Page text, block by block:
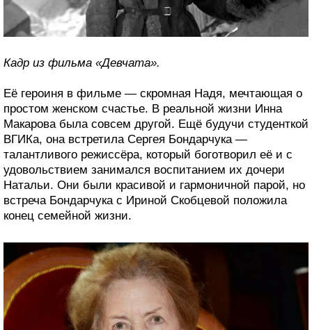
Кадр из фильма «Девчата».
Её героиня в фильме — скромная Надя, мечтающая о
простом женском счастье. В реальной жизни Инна
Макарова была совсем другой. Ещё будучи студенткой
ВГИКа, она встретила Сергея Бондарчука —
талантливого режиссёра, который боготворил её и с
удовольствием занимался воспитанием их дочери
Натальи. Они были красивой и гармоничной парой, но
встреча Бондарчука с Ириной Скобцевой положила
конец семейной жизни.